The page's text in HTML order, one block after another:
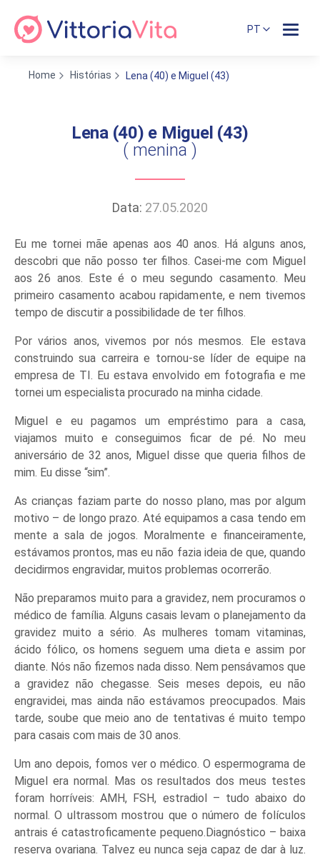
PT
Home Histórias Lena (40) e Miguel (43)
Lena (40) e Miguel (43)
( menina )
Data: 27.05.2020
Eu me tornei mãe apenas aos 40 anos. Há alguns anos,
descobri que não posso ter filhos. Casei-me com Miguel
aos 26 anos. Este é o meu segundo casamento. Meu
primeiro casamento acabou rapidamente, e nem tivemos
tempo de discutir a possibilidade de ter filhos.
Por vários anos, vivemos por nós mesmos. Ele estava
construindo sua carreira e tornou-se líder de equipe na
empresa de TI. Eu estava envolvido em fotografia e me
tornei um especialista procurado na minha cidade.
Miguel e eu pagamos um empréstimo para a casa,
viajamos muito e conseguimos ficar de pé. No meu
aniversário de 32 anos, Miguel disse que queria filhos de
mim. Eu disse “sim”.
As crianças faziam parte do nosso plano, mas por algum
motivo – de longo prazo. Até equipamos a casa tendo em
mente a sala de jogos. Moralmente e financeiramente,
estávamos prontos, mas eu não fazia ideia de que, quando
decidirmos engravidar, muitos problemas ocorrerão.
Não preparamos muito para a gravidez, nem procuramos o
médico de família. Alguns casais levam o planejamento da
gravidez muito a sério. As mulheres tomam vitaminas,
ácido fólico, os homens seguem uma dieta e assim por
diante. Nós não fizemos nada disso. Nem pensávamos que
a gravidez não chegasse. Seis meses depois, eu não
engravidei, mas ainda não estávamos preocupados. Mais
tarde, soube que meio ano de tentativas é muito tempo
para casais com mais de 30 anos.
Um ano depois, fomos ver o médico. O espermograma de
Miguel era normal. Mas os resultados dos meus testes
foram horríveis: AMH, FSH, estradiol – tudo abaixo do
normal. O ultrassom mostrou que o número de folículos
antrais é catastroficamente pequeno.Diagnóstico – baixa
reserva ovariana. Talvez eu nunca seja capaz de dar à luz.